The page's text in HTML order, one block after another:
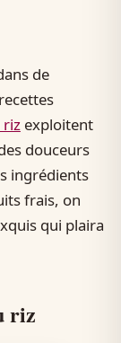
de
rizexploitent
douceurs
ingrédients
frais, on
qui plaira
riz